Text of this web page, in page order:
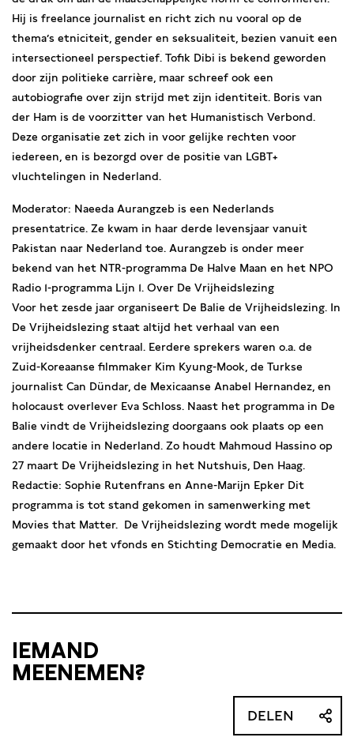
Hij is freelance journalist en richt zich nu vooral op de
thema’s etniciteit, gender en seksualiteit, bezien vanuit een
intersectioneel perspectief. Tofik Dibi is bekend geworden
door zijn politieke carrière, maar schreef ook een
autobiografie over zijn strijd met zijn identiteit. Boris van
der Ham is de voorzitter van het Humanistisch Verbond.
Deze organisatie zet zich in voor gelijke rechten voor
iedereen, en is bezorgd over de positie van LGBT+
vluchtelingen in Nederland.
Moderator: Naeeda Aurangzeb is een Nederlands
presentatrice. Ze kwam in haar derde levensjaar vanuit
Pakistan naar Nederland toe. Aurangzeb is onder meer
bekend van het NTR-programma De Halve Maan en het NPO
Radio 1-programma Lijn 1. Over De Vrijheidslezing
Voor het zesde jaar organiseert De Balie de Vrijheidslezing. In
De Vrijheidslezing staat altijd het verhaal van een
vrijheidsdenker centraal. Eerdere sprekers waren o.a. de
Zuid-Koreaanse filmmaker Kim Kyung-Mook, de Turkse
journalist Can Dündar, de Mexicaanse Anabel Hernandez, en
holocaust overlever Eva Schloss. Naast het programma in De
Balie vindt de Vrijheidslezing doorgaans ook plaats op een
andere locatie in Nederland. Zo houdt Mahmoud Hassino op
27 maart De Vrijheidslezing in het Nutshuis, Den Haag.
Redactie: Sophie Rutenfrans en Anne-Marijn Epker Dit
programma is tot stand gekomen in samenwerking met
Movies that Matter. De Vrijheidslezing wordt mede mogelijk
gemaakt door het vfonds en Stichting Democratie en Media.
IEMAND
MEENEMEN?
DELEN